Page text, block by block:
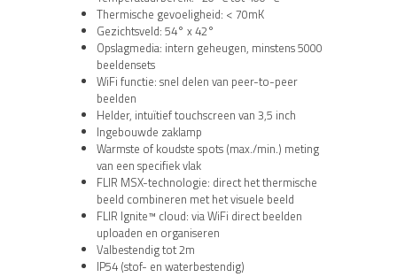
Thermische gevoeligheid: < 70mK
Gezichtsveld: 54° x 42°
Opslagmedia: intern geheugen, minstens 5000
beeldensets
WiFi functie: snel delen van peer-to-peer
beelden
Helder, intuïtief touchscreen van 3,5 inch
Ingebouwde zaklamp
Warmste of koudste spots (max./min.) meting
van een specifiek vlak
FLIR MSX-technologie: direct het thermische
beeld combineren met het visuele beeld
FLIR Ignite™ cloud: via WiFi direct beelden
uploaden en organiseren
Valbestendig tot 2m
IP54 (stof- en waterbestendig)